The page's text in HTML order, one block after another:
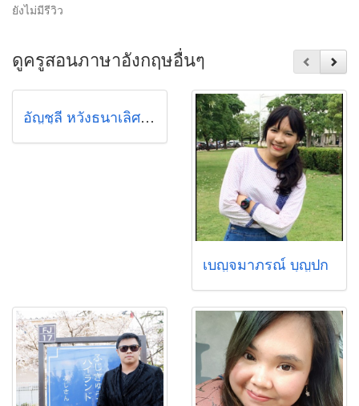
ยังไม่มีรีวิว
ดูครูสอนภาษาอังกฤษอื่นๆ
อัญชุลี หวังธนาเลิศ (มาย)
เบญจมาภรณ์ บุญปก